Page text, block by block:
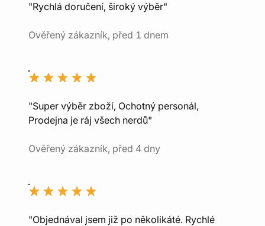
"Rychlá doručení, široký výběr"
Ověřený zákazník, před 1 dnem
"Super výběr zboží, Ochotný personál,
Prodejna je ráj všech nerdů"
Ověřený zákazník, před 4 dny
"Objednával jsem již po několikáté. Rychlé